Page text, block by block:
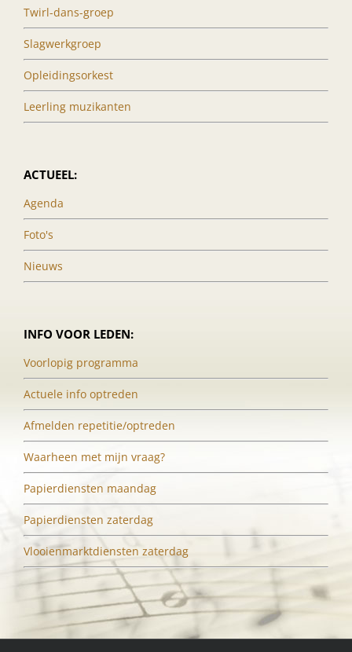
Twirl-dans-groep
Slagwerkgroep
Opleidingsorkest
Leerling muzikanten
ACTUEEL:
Agenda
Foto's
Nieuws
INFO VOOR LEDEN:
Voorlopig programma
Actuele info optreden
Afmelden repetitie/optreden
Waarheen met mijn vraag?
Papierdiensten maandag
Papierdiensten zaterdag
Vlooienmarktdiensten zaterdag